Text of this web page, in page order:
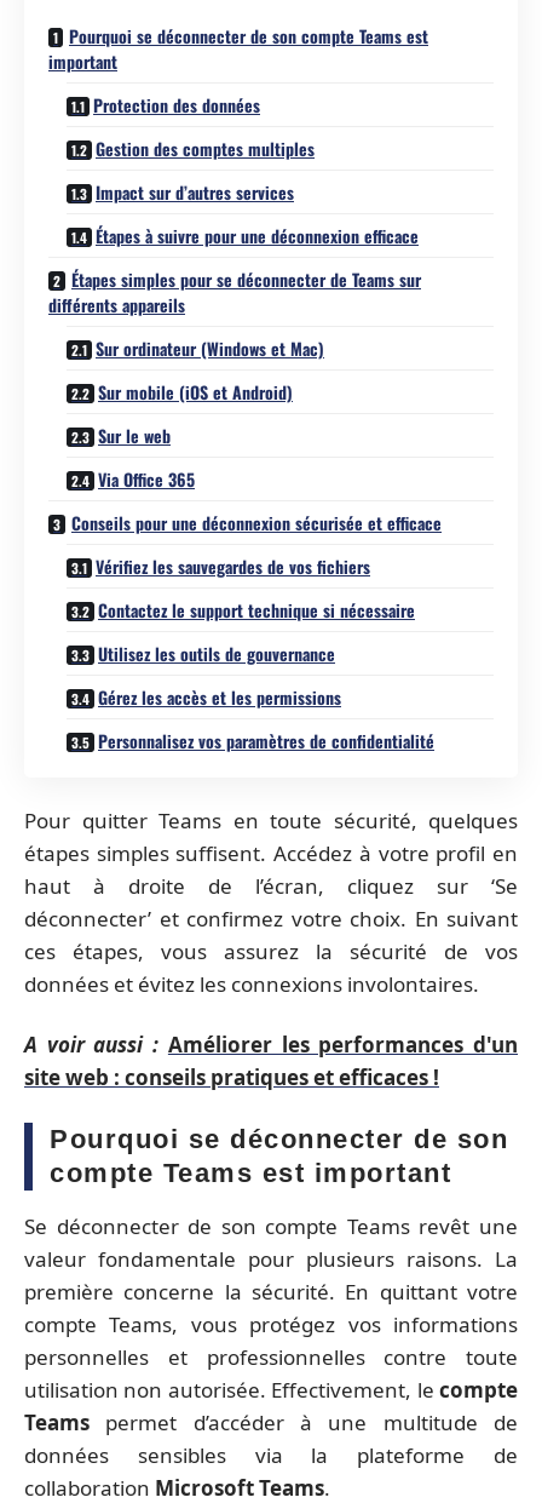
Pourquoi se déconnecter de son compte Teams est
important
Protection des données
Gestion des comptes multiples
Impact sur d’autres services
Étapes à suivre pour une déconnexion efficace
Étapes simples pour se déconnecter de Teams sur
différents appareils
Sur ordinateur (Windows et Mac)
Sur mobile (iOS et Android)
Sur le web
Via Office 365
Conseils pour une déconnexion sécurisée et efficace
Vérifiez les sauvegardes de vos fichiers
Contactez le support technique si nécessaire
Utilisez les outils de gouvernance
Gérez les accès et les permissions
Personnalisez vos paramètres de confidentialité
Pour quitter Teams en toute sécurité, quelques
étapes simples suffisent. Accédez à votre profil en
haut à droite de l’écran, cliquez sur ‘Se
déconnecter’ et confirmez votre choix. En suivant
ces étapes, vous assurez la sécurité de vos
données et évitez les connexions involontaires.
A voir aussi : Améliorer les performances d'un
site web : conseils pratiques et efficaces !
Pourquoi se déconnecter de son
compte Teams est important
Se déconnecter de son compte Teams revêt une
valeur fondamentale pour plusieurs raisons. La
première concerne la sécurité. En quittant votre
compte Teams, vous protégez vos informations
personnelles et professionnelles contre toute
utilisation non autorisée. Effectivement, le compte
Teams permet d’accéder à une multitude de
données sensibles via la plateforme de
collaboration Microsoft Teams.